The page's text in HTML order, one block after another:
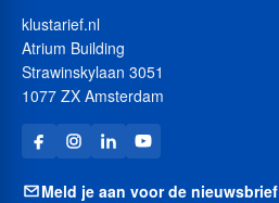
klustarief.nl
Atrium Building
Strawinskylaan 3051
1077 ZX Amsterdam
Meld je aan voor de nieuwsbrief